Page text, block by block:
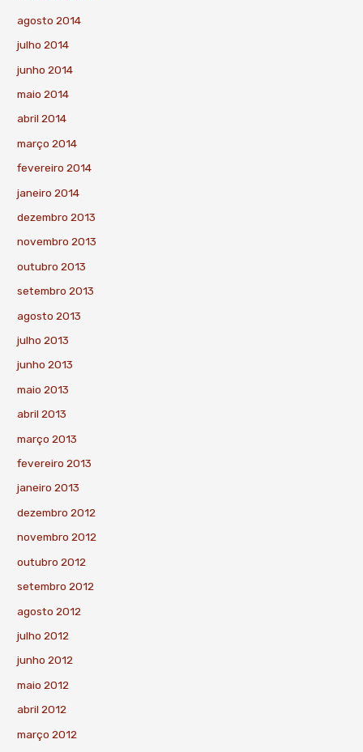
agosto 2014
julho 2014
junho 2014
maio 2014
abril 2014
março 2014
fevereiro 2014
janeiro 2014
dezembro 2013
novembro 2013
outubro 2013
setembro 2013
agosto 2013
julho 2013
junho 2013
maio 2013
abril 2013
março 2013
fevereiro 2013
janeiro 2013
dezembro 2012
novembro 2012
outubro 2012
setembro 2012
agosto 2012
julho 2012
junho 2012
maio 2012
abril 2012
março 2012